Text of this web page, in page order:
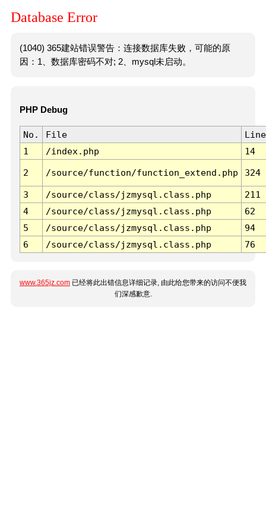
Database Error
(1040) 365建站错误警告：连接数据库失败，可能的原
因：1、数据库密码不对; 2、mysql未启动。
PHP Debug
No. File
Line
1
/index.php 14
2 /source/function/function_extend.php 324
3 /source/class/jzmysql.class.php
211
4
/source/class/jzmysql.class.php
62
5
/source/class/jzmysql.class.php
94
6
/source/class/jzmysql.class.php 76
www.365jz.com 已经将此出错信息详细记录, 由此给您带来的访问不便我
们深感歉意.